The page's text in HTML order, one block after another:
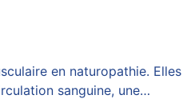
en naturopathie.
sanguine, une…